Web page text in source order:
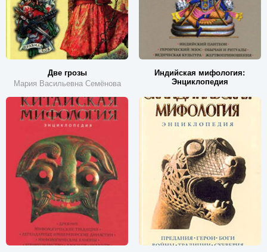
Две грозы
Мария Васильевна Семёнова
Индийская мифология:
Энциклопедия